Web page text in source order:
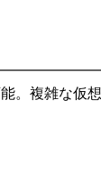
。複雑な仮